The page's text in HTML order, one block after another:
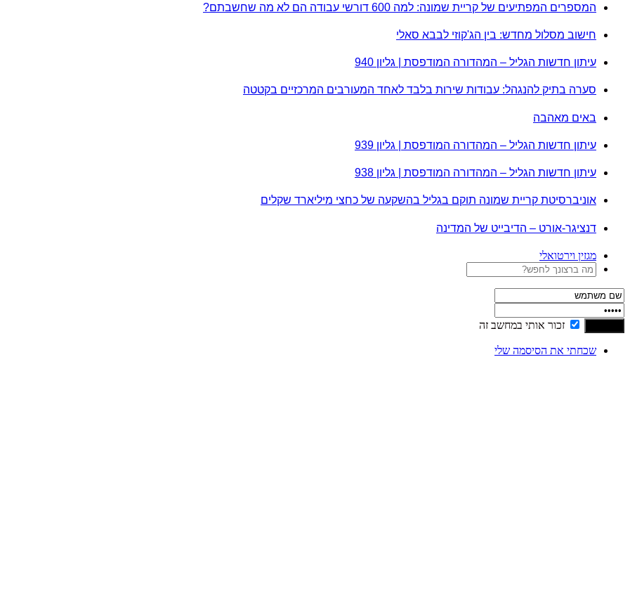
המספרים המפתיעים של קריית שמונה: למה 600 דורשי עבודה הם לא מה שחשבתם?
חישוב מסלול מחדש: בין הג'קוזי לבבא סאלי
עיתון חדשות הגליל – המהדורה המודפסת | גליון 940
סערה בתיק להנגהל: עבודות שירות בלבד לאחד המעורבים המרכזיים בקטטה
באים מאהבה
עיתון חדשות הגליל – המהדורה המודפסת | גליון 939
עיתון חדשות הגליל – המהדורה המודפסת | גליון 938
אוניברסיטת קריית שמונה תוקם בגליל בהשקעה של כחצי מיליארד שקלים
דנציגר-אורט – הדיבייט של המדינה
מגזין וירטואלי
זכור אותי במחשב זה
שכחתי את הסיסמה שלי